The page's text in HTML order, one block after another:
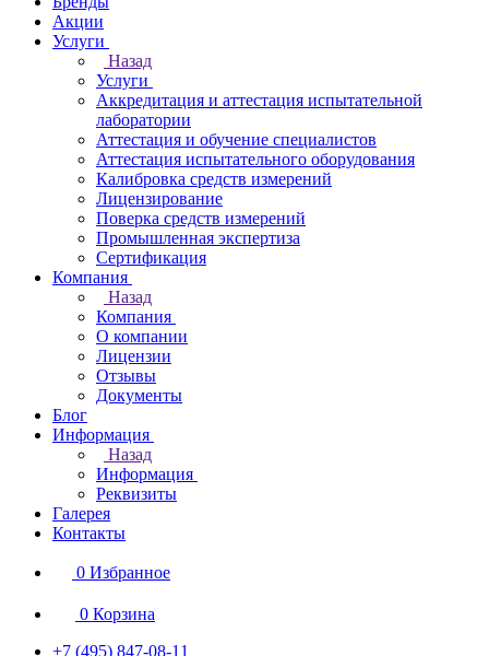
Акции
Услуги
Назад
Услуги
Аккредитация и аттестация испытательной
лаборатории
Аттестация и обучение специалистов
Аттестация испытательного оборудования
Калибровка средств измерений
Лицензирование
Поверка средств измерений
Промышленная экспертиза
Сертификация
Компания
Назад
Компания
О компании
Лицензии
Отзывы
Документы
Блог
Информация
Назад
Информация
Реквизиты
Галерея
Контакты
0 Избранное
0 Корзина
+7 (495) 847-08-11